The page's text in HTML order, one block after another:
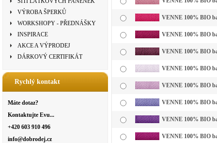
VÝROBA ŠPERKŮ
WORKSHOPY - PŘEDNÁŠKY
INSPIRACE
AKCE A VÝPRODEJ
DÁRKOVÝ CERTIFIKÁT
Rychlý kontakt
Máte dotaz?
Kontaktujte Evu...
+420 603 910 496
info@dobrodej.cz
VENNE 100% BIO
VENNE 100% BIO
VENNE 100% BIO
VENNE 100% BIO
VENNE 100% BIO
VENNE 100% BIO
VENNE 100% BIO
VENNE 100% BIO